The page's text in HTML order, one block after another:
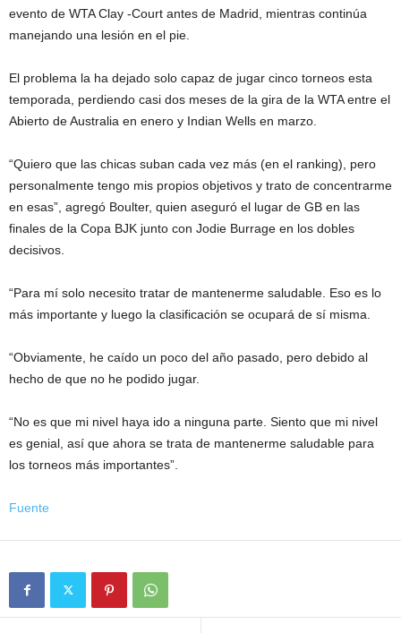
evento de WTA Clay -Court antes de Madrid, mientras continúa
manejando una lesión en el pie.
El problema la ha dejado solo capaz de jugar cinco torneos esta
temporada, perdiendo casi dos meses de la gira de la WTA entre el
Abierto de Australia en enero y Indian Wells en marzo.
“Quiero que las chicas suban cada vez más (en el ranking), pero
personalmente tengo mis propios objetivos y trato de concentrarme
en esas”, agregó Boulter, quien aseguró el lugar de GB en las
finales de la Copa BJK junto con Jodie Burrage en los dobles
decisivos.
“Para mí solo necesito tratar de mantenerme saludable. Eso es lo
más importante y luego la clasificación se ocupará de sí misma.
“Obviamente, he caído un poco del año pasado, pero debido al
hecho de que no he podido jugar.
“No es que mi nivel haya ido a ninguna parte. Siento que mi nivel
es genial, así que ahora se trata de mantenerme saludable para
los torneos más importantes”.
Fuente